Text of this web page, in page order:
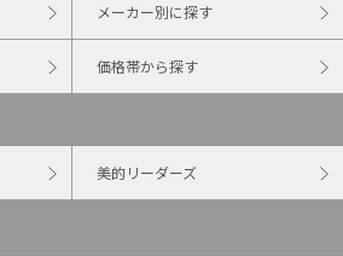
メーカー別に探す
価格帯から探す
美的リーダーズ